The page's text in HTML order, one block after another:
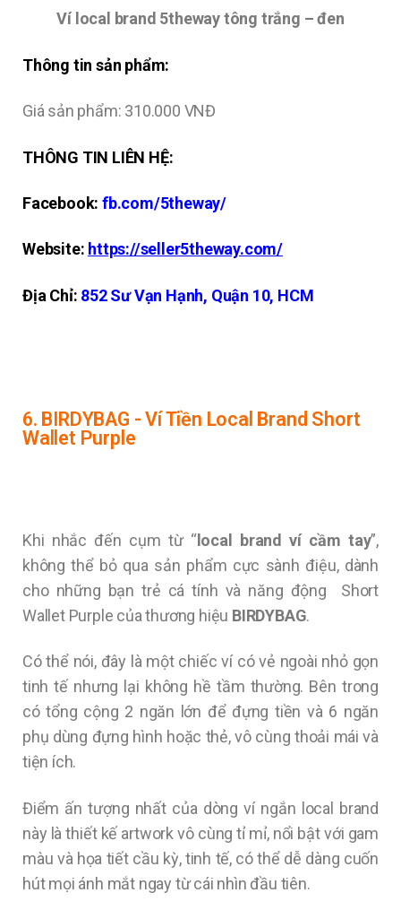
Ví local brand 5theway tông trắng – đen
Thông tin sản phẩm:
Giá sản phẩm: 310.000 VNĐ
THÔNG TIN LIÊN HỆ:
Facebook: fb.com/5theway/
Website: https://seller5theway.com/
Địa Chỉ: 852 Sư Vạn Hạnh, Quận 10, HCM
6. BIRDYBAG - Ví Tiền Local Brand Short
Wallet Purple
Khi nhắc đến cụm từ “local brand ví cầm tay”,
không thể bỏ qua sản phẩm cực sành điệu, dành
cho những bạn trẻ cá tính và năng động Short
Wallet Purple của thương hiệu BIRDYBAG.
Có thể nói, đây là một chiếc ví có vẻ ngoài nhỏ gọn
tinh tế nhưng lại không hề tầm thường. Bên trong
có tổng cộng 2 ngăn lớn để đựng tiền và 6 ngăn
phụ dùng đựng hình hoặc thẻ, vô cùng thoải mái và
tiện ích.
Điểm ấn tượng nhất của dòng ví ngắn local brand
này là thiết kế artwork vô cùng tỉ mỉ, nổi bật với gam
màu và họa tiết cầu kỳ, tinh tế, có thể dễ dàng cuốn
hút mọi ánh mắt ngay từ cái nhìn đầu tiên.